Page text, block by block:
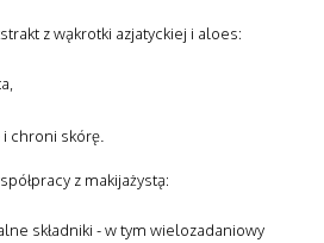
z wąkrotki azjatyckiej i aloes:
chroni skórę.
z makijażystą:
składniki - w tym wielozadaniowy